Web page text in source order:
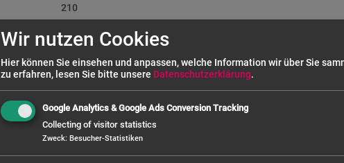
210
35
Wir nutzen Cookies
Hier können Sie einsehen und anpassen, welche Information wir über Sie
zu erfahren, lesen Sie bitte unsere Datenschutzerklärung.
Google Analytics & Google Ads Conversion Tracking
Collecting of visitor statistics
Zweck: Besucher-Statistiken